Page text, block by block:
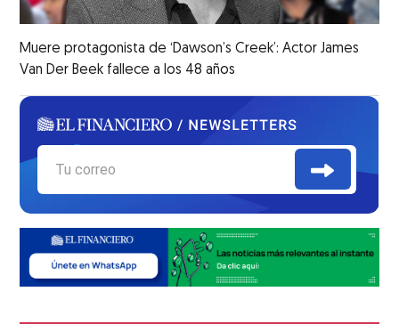
Muere protagonista de ‘Dawson’s Creek’: Actor James
Van Der Beek fallece a los 48 años